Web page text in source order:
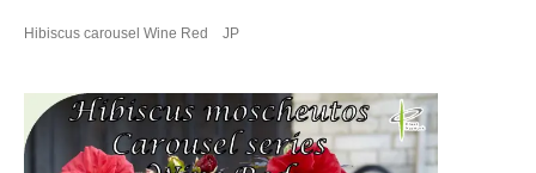
Hibiscus carousel Wine Red JP